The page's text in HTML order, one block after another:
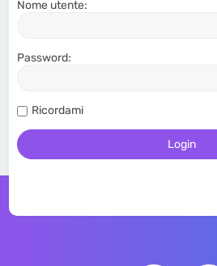
Nome utente:
Password:
Ricordami